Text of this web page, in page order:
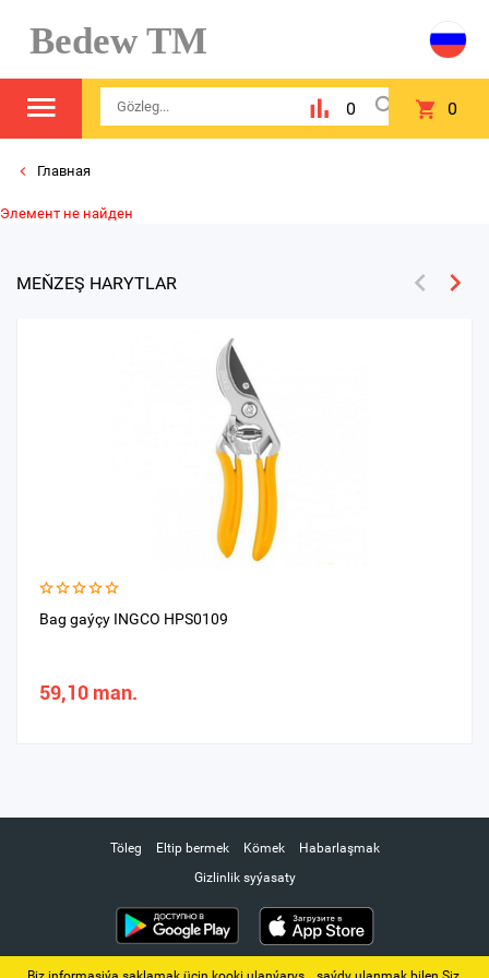
Bedew TM
0 0
Главная
Элемент не найден
MEŇZEŞ HARYTLAR
Bag gaýçy INGCO HPS0109
59,10 man.
Töleg Eltip bermek Kömek
Habarlaşmak
Gizlinlik syýasaty